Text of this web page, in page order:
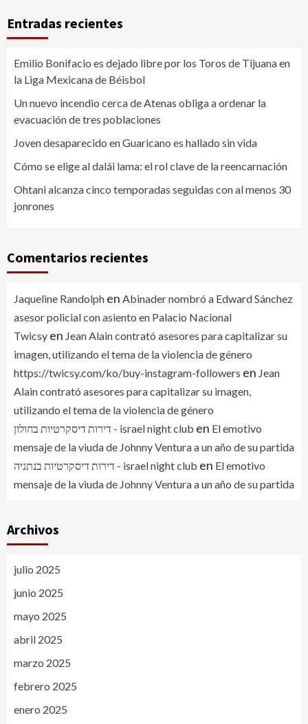
Entradas recientes
Emilio Bonifacio es dejado libre por los Toros de Tijuana en
la Liga Mexicana de Béisbol
Un nuevo incendio cerca de Atenas obliga a ordenar la
evacuación de tres poblaciones
Joven desaparecido en Guaricano es hallado sin vida
Cómo se elige al dalái lama: el rol clave de la reencarnación
Ohtani alcanza cinco temporadas seguidas con al menos 30
jonrones
Comentarios recientes
Jaqueline Randolph en Abinader nombró a Edward Sánchez
asesor policial con asiento en Palacio Nacional
Twicsy en Jean Alain contrató asesores para capitalizar su
imagen, utilizando el tema de la violencia de género
https://twicsy.com/ko/buy-instagram-followers en Jean
Alain contrató asesores para capitalizar su imagen,
utilizando el tema de la violencia de género
דירות דיסקרטיות בחולון - israel night club en El emotivo
mensaje de la viuda de Johnny Ventura a un año de su partida
דירות דיסקרטיות בנתניה - israel night club en El emotivo
mensaje de la viuda de Johnny Ventura a un año de su partida
Archivos
julio 2025
junio 2025
mayo 2025
abril 2025
marzo 2025
febrero 2025
enero 2025